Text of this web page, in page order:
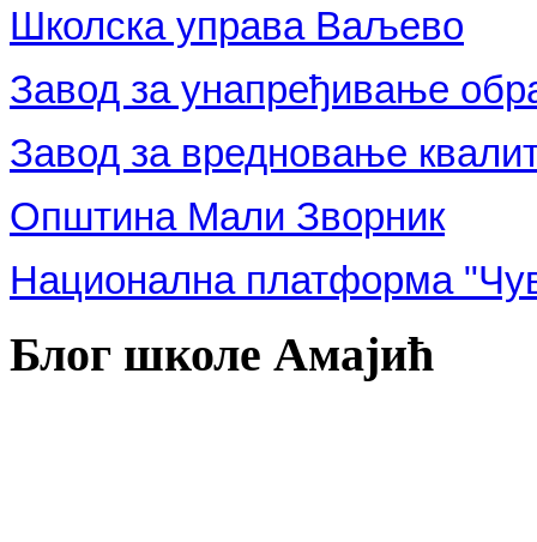
Школска управа Ваљево
Завод за унапређивање
Завод за вредновање
Општина Мали Зворник
Национална платформа
Блог школе Амајић